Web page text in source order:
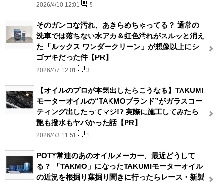
2026/4/10 12:01 5
そのガンコな汚れ、あきらめちゃってる？ 通常の
洗車では落ちない水アカ＆虹色汚れがスルッと消え
た「ルックス ワンダークリーン」が想像以上にシ
ゴデキだった件【PR】
2026/4/7 12:01 3
【オイルのプロが本気出したらこうなる】TAKUMI
モーターオイルの“TAKMOブランド”がガラスコー
ティング出したってマジ!? 実際に施工してみたら
艶も撥水もヤバかった話【PR】
2026/4/3 11:51 1
POTY常連のあのオイルメーカー、最近どうして
る？ 「TAKMO」になったTAKUMIモーターオイル
の近況を根掘り葉掘り聞きに行ったらレース・新製